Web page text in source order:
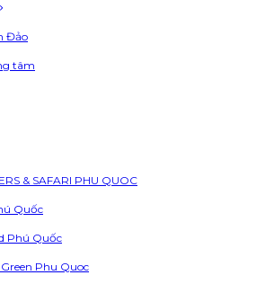
Đảo
tâm
& SAFARI PHU QUOC
Quốc
Phú Quốc
Phu Quoc